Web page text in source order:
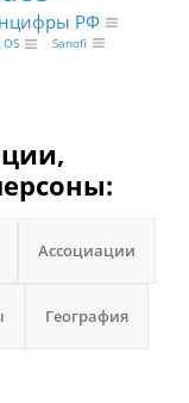
РФ
Sanofi
Ассоциации
География